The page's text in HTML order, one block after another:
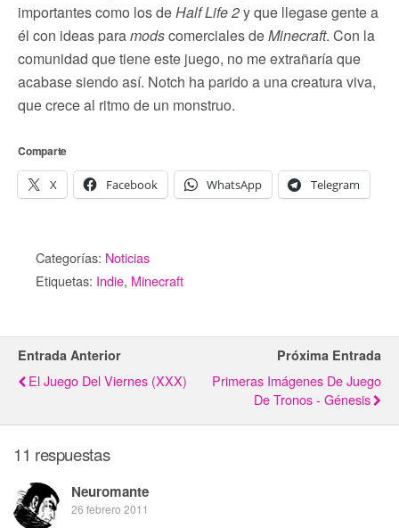
importantes como los deHalf Life 2y que llegase gente a
él con ideas paramodscomerciales deMinecraft. Con la
comunidad que tiene este juego, no me extrañaría que
acabase siendo así. Notch ha parido a una creatura viva,
que crece al ritmo de un monstruo.
Comparte
X Facebook WhatsApp Telegram
Categorías: Noticias
Etiquetas: Indie, Minecraft
Entrada Anterior
El Juego Del Viernes (XXX)
Próxima Entrada
Primeras Imágenes De Juego
De Tronos - Génesis
11 respuestas
Neuromante
26 febrero 2011